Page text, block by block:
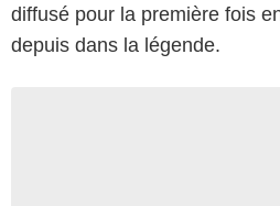
diffusé pour la première fois
depuis dans la légende.